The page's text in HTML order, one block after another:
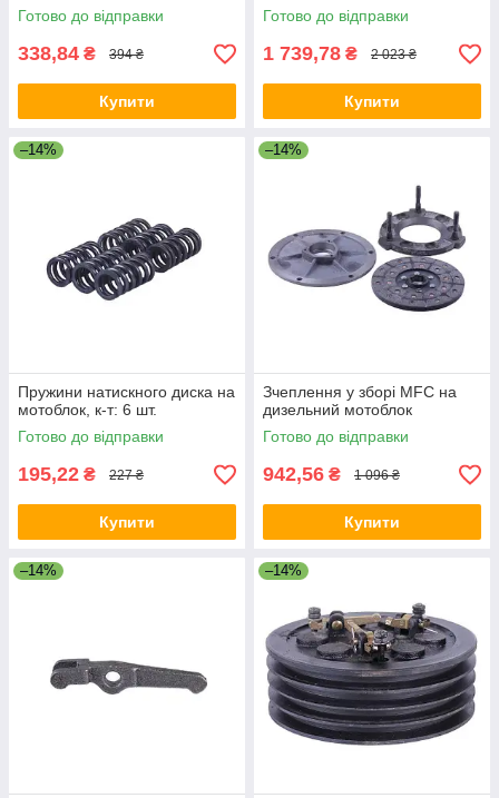
Готово до відправки
338,84 ₴ 394 ₴
Купити
Готово до відправки
1 739,78 ₴ 2 023 ₴
Купити
–14%
Пружини натискного диска на
мотоблок, к-т: 6 шт.
Готово до відправки
195,22 ₴ 227 ₴
Купити
–14%
Зчеплення у зборі MFC на
дизельний мотоблок
Готово до відправки
942,56 ₴ 1 096 ₴
Купити
–14% –14%